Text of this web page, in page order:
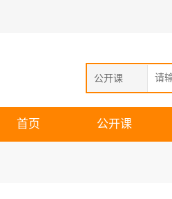
公开课
首页 公开课